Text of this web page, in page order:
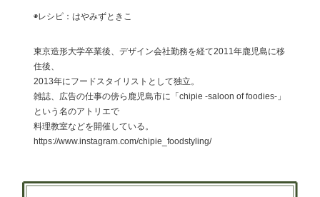
◉レシピ：はやみずときこ
東京造形大学卒業後、デザイン会社勤務を経て2011年鹿児島に移
住後、
2013年にフードスタイリストとして独立。
雑誌、広告の仕事の傍ら鹿児島市に「chipie -saloon of foodies-」
という名のアトリエで
料理教室などを開催している。
https://www.instagram.com/chipie_foodstyling/